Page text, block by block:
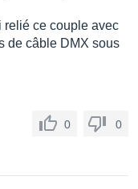
relié ce couple avec
de câble DMX sous
0 0